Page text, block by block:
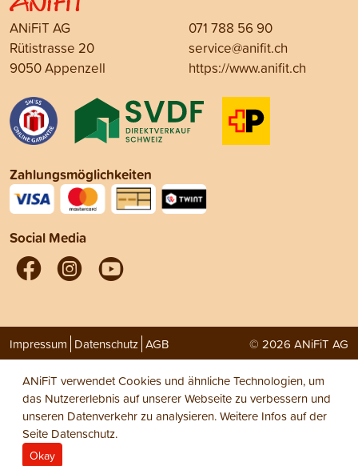
ANiFiT AG
Rütistrasse 20
9050 Appenzell
071 788 56 90
service@anifit.ch
https://www.anifit.ch
Zahlungsmöglichkeiten
Social Media
Impressum Datenschutz AGB © 2026 ANiFiT AG
ANiFiT verwendet Cookies und ähnliche Technologien, um
das Nutzererlebnis auf unserer Webseite zu verbessern und
unseren Datenverkehr zu analysieren. Weitere Infos auf der
Seite Datenschutz.
Okay